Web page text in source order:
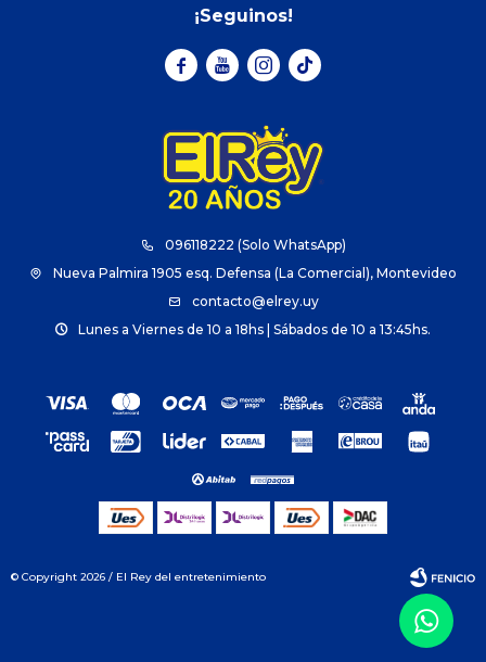
096118222 (Solo WhatsApp)
Nueva Palmira 1905 esq. Defensa (La Comercial), Montevideo
contacto@elrey.uy
Lunes a Viernes de 10 a 18hs | Sábados de 10 a 13:45hs.
¡Seguinos!
  
© Copyright 2026 / El Rey del entretenimiento